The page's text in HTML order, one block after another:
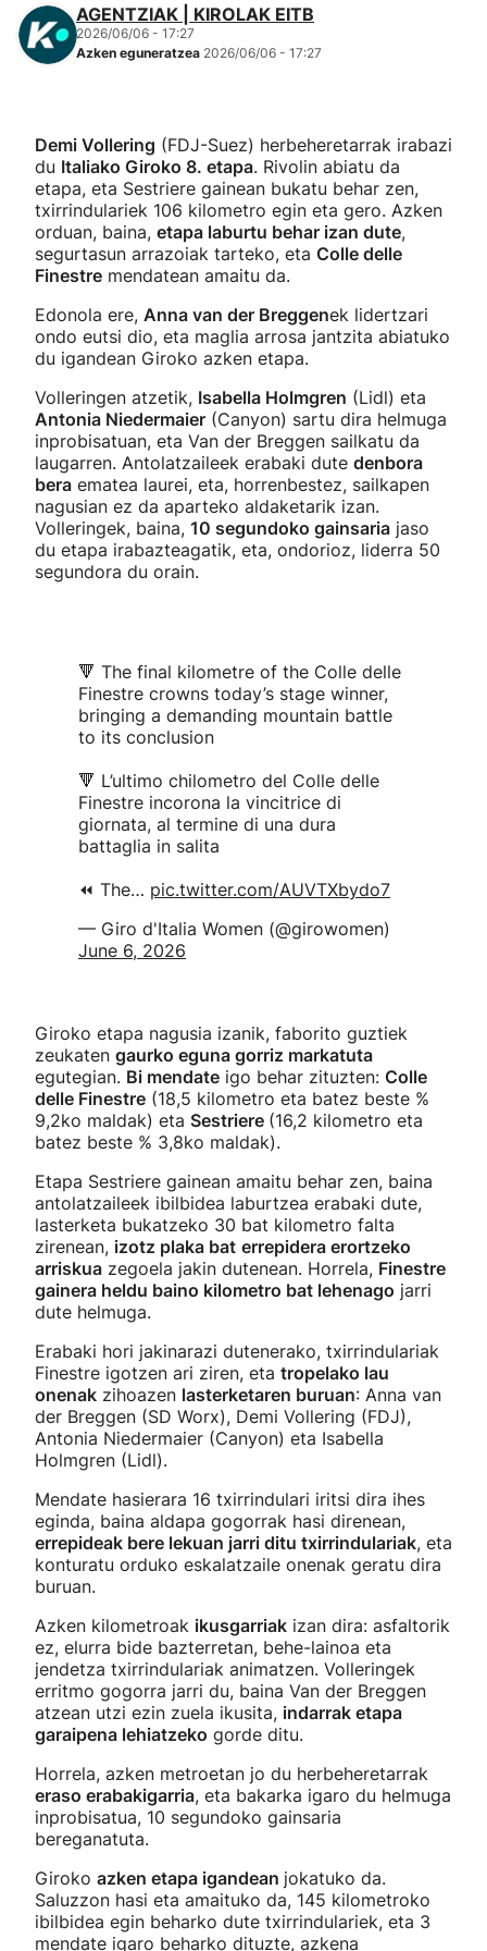
AGENTZIAK | KIROLAK EITB
2026/06/06 - 17:27
Azken eguneratzea 2026/06/06 - 17:27
Demi Vollering (FDJ-Suez) herbeheretarrak irabazi
du Italiako Giroko 8. etapa. Rivolin abiatu da
etapa, eta Sestriere gainean bukatu behar zen,
txirrindulariek 106 kilometro egin eta gero. Azken
orduan, baina, etapa laburtu behar izan dute,
segurtasun arrazoiak tarteko, eta Colle delle
Finestre mendatean amaitu da.
Edonola ere, Anna van der Breggenek lidertzari
ondo eutsi dio, eta maglia arrosa jantzita abiatuko
du igandean Giroko azken etapa.
Volleringen atzetik, Isabella Holmgren (Lidl) eta
Antonia Niedermaier (Canyon) sartu dira helmuga
inprobisatuan, eta Van der Breggen sailkatu da
laugarren. Antolatzaileek erabaki dute denbora
bera ematea laurei, eta, horrenbestez, sailkapen
nagusian ez da aparteko aldaketarik izan.
Volleringek, baina, 10 segundoko gainsaria jaso
du etapa irabazteagatik, eta, ondorioz, liderra 50
segundora du orain.
🔻 The final kilometre of the Colle delle
Finestre crowns today’s stage winner,
bringing a demanding mountain battle
to its conclusion
🔻 L’ultimo chilometro del Colle delle
Finestre incorona la vincitrice di
giornata, al termine di una dura
battaglia in salita
⏪ The… pic.twitter.com/AUVTXbydo7
— Giro d'Italia Women (@girowomen)
June 6, 2026
Giroko etapa nagusia izanik, faborito guztiek
zeukaten gaurko eguna gorriz markatuta
egutegian. Bi mendate igo behar zituzten: Colle
delle Finestre (18,5 kilometro eta batez beste %
9,2ko maldak) eta Sestriere (16,2 kilometro eta
batez beste % 3,8ko maldak).
Etapa Sestriere gainean amaitu behar zen, baina
antolatzaileek ibilbidea laburtzea erabaki dute,
lasterketa bukatzeko 30 bat kilometro falta
zirenean, izotz plaka bat errepidera erortzeko
arriskua zegoela jakin dutenean. Horrela, Finestre
gainera heldu baino kilometro bat lehenago jarri
dute helmuga.
Erabaki hori jakinarazi dutenerako, txirrindulariak
Finestre igotzen ari ziren, eta tropelako lau
onenak zihoazen lasterketaren buruan: Anna van
der Breggen (SD Worx), Demi Vollering (FDJ),
Antonia Niedermaier (Canyon) eta Isabella
Holmgren (Lidl).
Mendate hasierara 16 txirrindulari iritsi dira ihes
eginda, baina aldapa gogorrak hasi direnean,
errepideak bere lekuan jarri ditu txirrindulariak, eta
konturatu orduko eskalatzaile onenak geratu dira
buruan.
Azken kilometroak ikusgarriak izan dira: asfaltorik
ez, elurra bide bazterretan, behe-lainoa eta
jendetza txirrindulariak animatzen. Volleringek
erritmo gogorra jarri du, baina Van der Breggen
atzean utzi ezin zuela ikusita, indarrak etapa
garaipena lehiatzeko gorde ditu.
Horrela, azken metroetan jo du herbeheretarrak
eraso erabakigarria, eta bakarka igaro du helmuga
inprobisatua, 10 segundoko gainsaria
bereganatuta.
Giroko azken etapa igandean jokatuko da.
Saluzzon hasi eta amaituko da, 145 kilometroko
ibilbidea egin beharko dute txirrindulariek, eta 3
mendate igaro beharko dituzte, azkena